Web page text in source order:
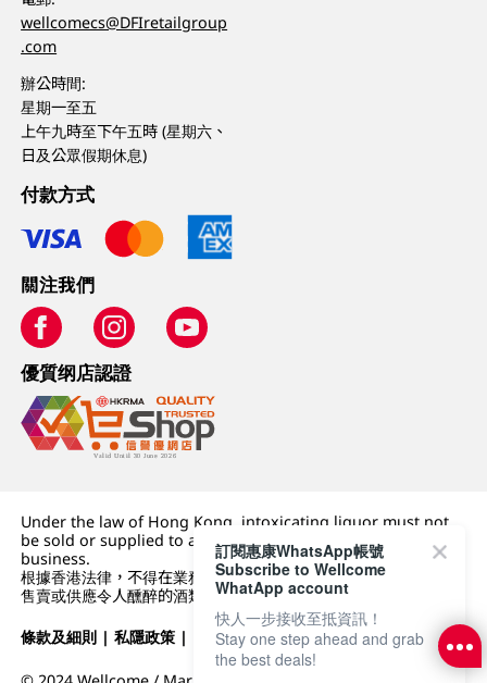
wellcomecs@DFIretailgroup
.com
辦公時間:
星期一至五
上午九時至下午五時 (星期六、
日及公眾假期休息)
付款方式
關注我們
優質纲店認證
Under the law of Hong Kong, intoxicating liquor must not
be sold or supplied to a minor (under 18) in the course of
business.
根據香港法律，不得在業務過程中，向未成年人 (18 歲以下人士)
售賣或供應令人醺醉的酒類。
條款及細則 |私隱政策 | DFI零售集團
訂閱惠康WhatsApp帳號
Subscribe to Wellcome
WhatApp account
快人一步接收至抵資訊！
Stay one step ahead and grab
the best deals!